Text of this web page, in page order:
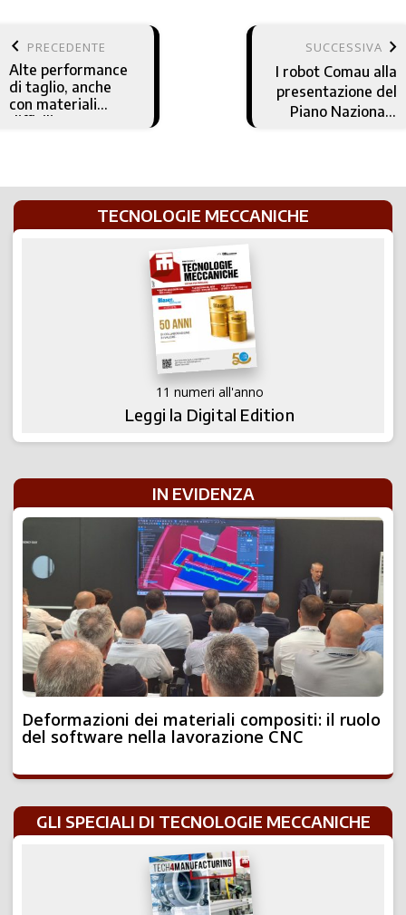
keyboard_arrow_left PRECEDENTE
Alte performance
di taglio, anche
con materiali
difficili
SUCCESSIVA keyboard_arrow_right
I robot Comau alla
presentazione del
Piano Nazionale
TECNOLOGIE MECCANICHE
11 numeri all'anno
Leggi la Digital Edition
IN EVIDENZA
Deformazioni dei materiali compositi: il ruolo
del software nella lavorazione CNC
GLI SPECIALI DI TECNOLOGIE MECCANICHE